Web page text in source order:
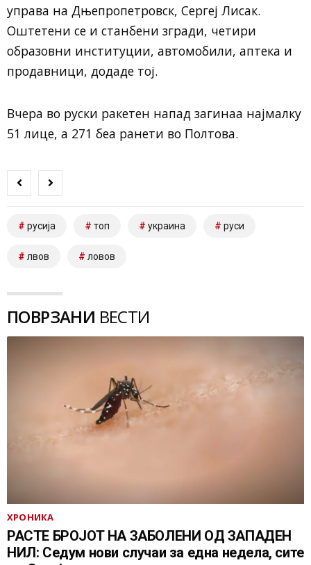
управа на Дњепропетровск, Сергеј Лисак.
Оштетени се и станбени згради, четири
образовни институции, автомобили, аптека и
продавници, додаде тој.
Вчера во руски ракетен напад загинаа најмалку
51 лице, а 271 беа ранети во Полтова.
русија топ украина руси
лвов ловов
ПОВРЗАНИ ВЕСТИ
ХРОНИКА
РАСТЕ БРОЈОТ НА ЗАБОЛЕНИ ОД ЗАПАДЕН
НИЛ: Седум нови случаи за една недела, сите